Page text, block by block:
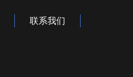
联系我们